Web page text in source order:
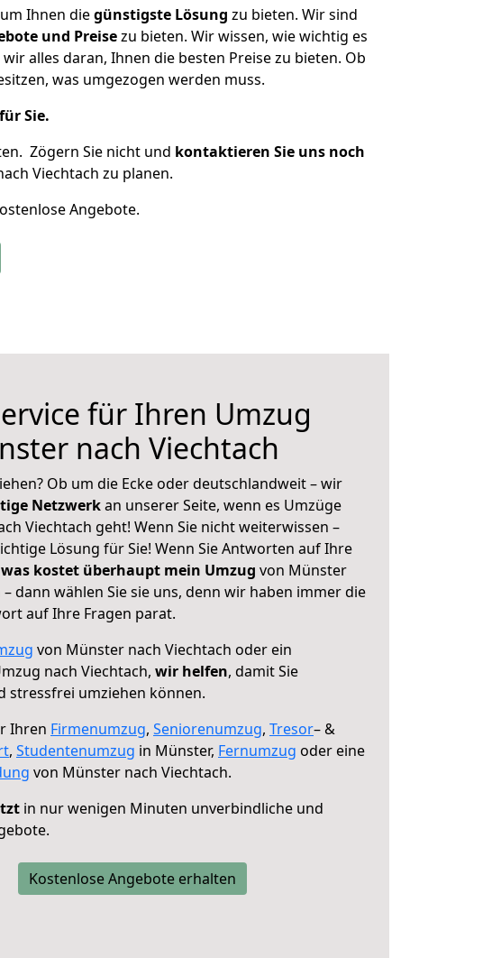
Ihnen diegünstigste Lösung zu bieten. Wir sind
und Preisezu bieten. Wir wissen, wie wichtig es
alles daran, Ihnen die besten Preise zu bieten. Ob
was umgezogen werden muss.
Sie.
Zögern Sie nicht und kontaktieren Sie uns noch
Viechtach zu planen.
Angebote.
für Ihren Umzug
nach Viechtach
Ob um die Ecke oder deutschlandweit – wir
Netzwerkan unserer Seite, wenn es Umzüge
Viechtach geht! Wenn Sie nicht weiterwissen –
Lösung für Sie! Wenn Sie Antworten auf Ihre
was kostet überhaupt mein Umzug von Münster
– dann wählen Sie sie uns, denn wir haben immer die
auf Ihre Fragen parat.
von Münster nach Viechtach oder ein
nach Viechtach, wir helfen, damit Sie
stressfrei umziehen können.
Ihren Firmenumzug, Seniorenumzug, Tresor– &
, Studentenumzug in Münster, Fernumzug oder eine
von Münster nach Viechtach.
in nur wenigen Minuten unverbindliche und
Kostenlose Angebote erhalten